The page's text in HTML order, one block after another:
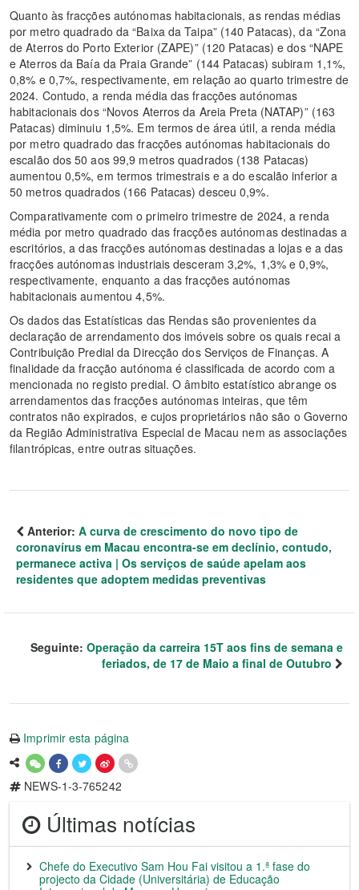
Quanto às fracções autónomas habitacionais, as rendas médias
por metro quadrado da “Baixa da Taipa” (140 Patacas), da “Zona
de Aterros do Porto Exterior (ZAPE)” (120 Patacas) e dos “NAPE
e Aterros da Baía da Praia Grande” (144 Patacas) subiram 1,1%,
0,8% e 0,7%, respectivamente, em relação ao quarto trimestre de
2024. Contudo, a renda média das fracções autónomas
habitacionais dos “Novos Aterros da Areia Preta (NATAP)” (163
Patacas) diminuiu 1,5%. Em termos de área útil, a renda média
por metro quadrado das fracções autónomas habitacionais do
escalão dos 50 aos 99,9 metros quadrados (138 Patacas)
aumentou 0,5%, em termos trimestrais e a do escalão inferior a
50 metros quadrados (166 Patacas) desceu 0,9%.
Comparativamente com o primeiro trimestre de 2024, a renda
média por metro quadrado das fracções autónomas destinadas a
escritórios, a das fracções autónomas destinadas a lojas e a das
fracções autónomas industriais desceram 3,2%, 1,3% e 0,9%,
respectivamente, enquanto a das fracções autónomas
habitacionais aumentou 4,5%.
Os dados das Estatísticas das Rendas são provenientes da
declaração de arrendamento dos imóveis sobre os quais recai a
Contribuição Predial da Direcção dos Serviços de Finanças. A
finalidade da fracção autónoma é classificada de acordo com a
mencionada no registo predial. O âmbito estatístico abrange os
arrendamentos das fracções autónomas inteiras, que têm
contratos não expirados, e cujos proprietários não são o Governo
da Região Administrativa Especial de Macau nem as associações
filantrópicas, entre outras situações.
Anterior: A curva de crescimento do novo tipo de
coronavírus em Macau encontra-se em declínio, contudo,
permanece activa | Os serviços de saúde apelam aos
residentes que adoptem medidas preventivas
Seguinte: Operação da carreira 15T aos fins de semana e
feriados, de 17 de Maio a final de Outubro
Imprimir esta página
NEWS-1-3-765242
Últimas notícias
Chefe do Executivo Sam Hou Fai visitou a 1.ª fase do
projecto da Cidade (Universitária) de Educação